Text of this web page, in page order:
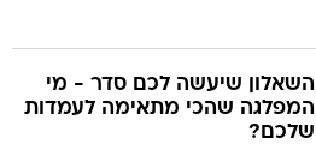
השאלון שיעשה לכם סדר - מי
המפלגה שהכי מתאימה לעמדות
שלכם?